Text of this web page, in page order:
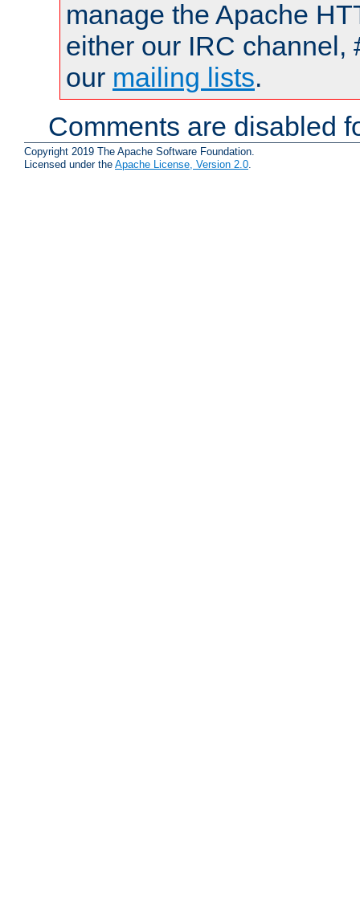
manage the Apache
either our IRC channel,
our mailing lists.
Comments are disabled
Copyright 2019 The Apache Software Foundation.
Licensed under the Apache License, Version 2.0